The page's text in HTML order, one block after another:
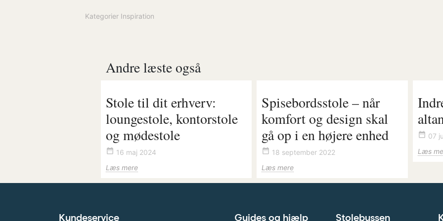
Kategorier Inspiration
Andre læste også
Stole til dit erhverv:
loungestole, kontorstole
og mødestole
date_range 16 maj 2024
Læs mere
Spisebordsstole – når
komfort og design skal
gå op i en højere enhed
date_range 18 september 2022
Læs mere
date_range 07
Læs
Kundeservice Guides og hjælp Stolebussen